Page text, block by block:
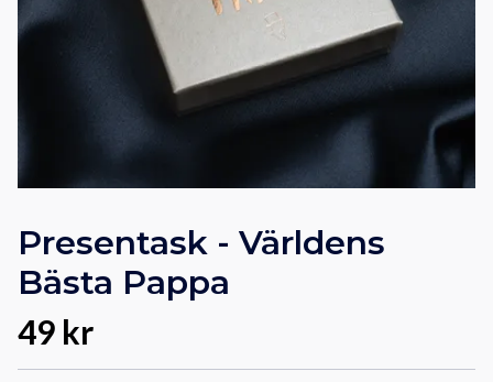
Presentask - Världens
Bästa Pappa
49 kr